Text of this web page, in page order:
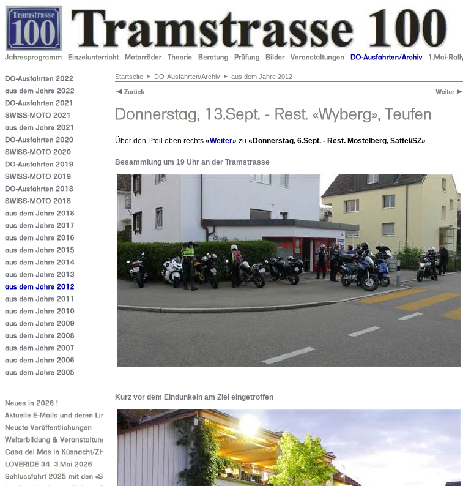
Startseite DO-Ausfahrten/Archiv aus dem Jahre 2012
Über den Pfeil oben rechts «Weiter» zu «Donnerstag, 6.Sept. - Rest. Mostelberg, Sattel/SZ»
Besammlung um 19 Uhr an der Tramstrasse
Kurz vor dem Eindunkeln am Ziel eingetroffen